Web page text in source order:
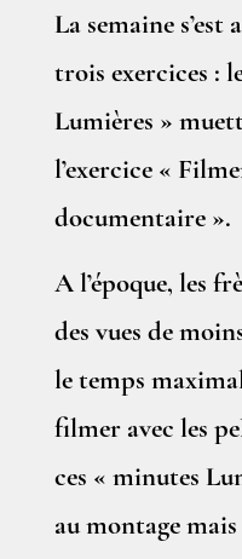
La semaine
trois exercices :
Lumières »
l’exercice «
documentaire ».
A l’époque, les
des vues de
le temps
filmer avec les
ces « minutes
au montage